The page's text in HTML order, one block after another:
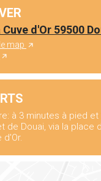
d'Or 59500
map
à 3 minutes à pied et
de Douai, via la place
d'Or.